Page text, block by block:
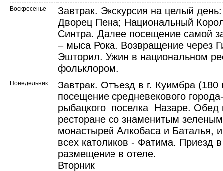
Воскресенье
Завтрак. Экскурсия на целый
Дворец Пена; Национальный
Синтра. Далее посещение самой
– мыса Рока. Возвращение через
Эшторил. Ужин в национальном
фольклором.
Понедельник
Завтрак. Отъезд в г. Куимбра (180
посещение средневекового
рыбацкого поселка Назаре. Обед
ресторане со знаменитым
монастырей Алкобаса и Баталья,
всех католиков - Фатима. Приезд
размещение в отеле.
Вторник